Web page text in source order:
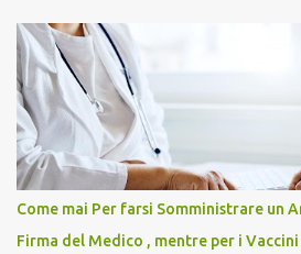
Come mai Per farsi Somministrare un
Firma del Medico , mentre per i